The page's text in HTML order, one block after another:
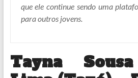
que ele continue sendo uma
para outros jovens.
Tayna